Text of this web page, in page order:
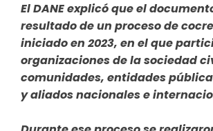
El DANE explicó que el
resultado de un proceso de
iniciado en 2023, en el que
organizaciones de la sociedad
comunidades, entidades
y aliados nacionales e